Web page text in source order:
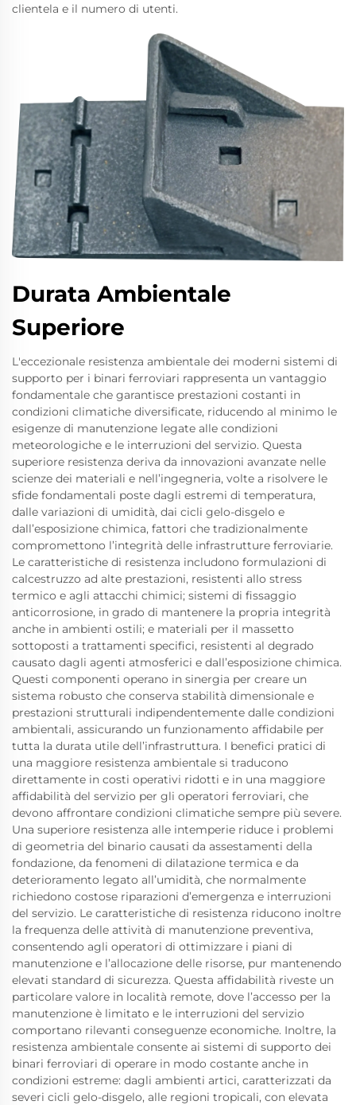
clientela e il numero di utenti.
Durata Ambientale
Superiore
L'eccezionale resistenza ambientale dei moderni sistemi di
supporto per i binari ferroviari rappresenta un vantaggio
fondamentale che garantisce prestazioni costanti in
condizioni climatiche diversificate, riducendo al minimo le
esigenze di manutenzione legate alle condizioni
meteorologiche e le interruzioni del servizio. Questa
superiore resistenza deriva da innovazioni avanzate nelle
scienze dei materiali e nell’ingegneria, volte a risolvere le
sfide fondamentali poste dagli estremi di temperatura,
dalle variazioni di umidità, dai cicli gelo-disgelo e
dall’esposizione chimica, fattori che tradizionalmente
compromettono l’integrità delle infrastrutture ferroviarie.
Le caratteristiche di resistenza includono formulazioni di
calcestruzzo ad alte prestazioni, resistenti allo stress
termico e agli attacchi chimici; sistemi di fissaggio
anticorrosione, in grado di mantenere la propria integrità
anche in ambienti ostili; e materiali per il massetto
sottoposti a trattamenti specifici, resistenti al degrado
causato dagli agenti atmosferici e dall’esposizione chimica.
Questi componenti operano in sinergia per creare un
sistema robusto che conserva stabilità dimensionale e
prestazioni strutturali indipendentemente dalle condizioni
ambientali, assicurando un funzionamento affidabile per
tutta la durata utile dell’infrastruttura. I benefici pratici di
una maggiore resistenza ambientale si traducono
direttamente in costi operativi ridotti e in una maggiore
affidabilità del servizio per gli operatori ferroviari, che
devono affrontare condizioni climatiche sempre più severe.
Una superiore resistenza alle intemperie riduce i problemi
di geometria del binario causati da assestamenti della
fondazione, da fenomeni di dilatazione termica e da
deterioramento legato all’umidità, che normalmente
richiedono costose riparazioni d’emergenza e interruzioni
del servizio. Le caratteristiche di resistenza riducono inoltre
la frequenza delle attività di manutenzione preventiva,
consentendo agli operatori di ottimizzare i piani di
manutenzione e l’allocazione delle risorse, pur mantenendo
elevati standard di sicurezza. Questa affidabilità riveste un
particolare valore in località remote, dove l’accesso per la
manutenzione è limitato e le interruzioni del servizio
comportano rilevanti conseguenze economiche. Inoltre, la
resistenza ambientale consente ai sistemi di supporto dei
binari ferroviari di operare in modo costante anche in
condizioni estreme: dagli ambienti artici, caratterizzati da
severi cicli gelo-disgelo, alle regioni tropicali, con elevata